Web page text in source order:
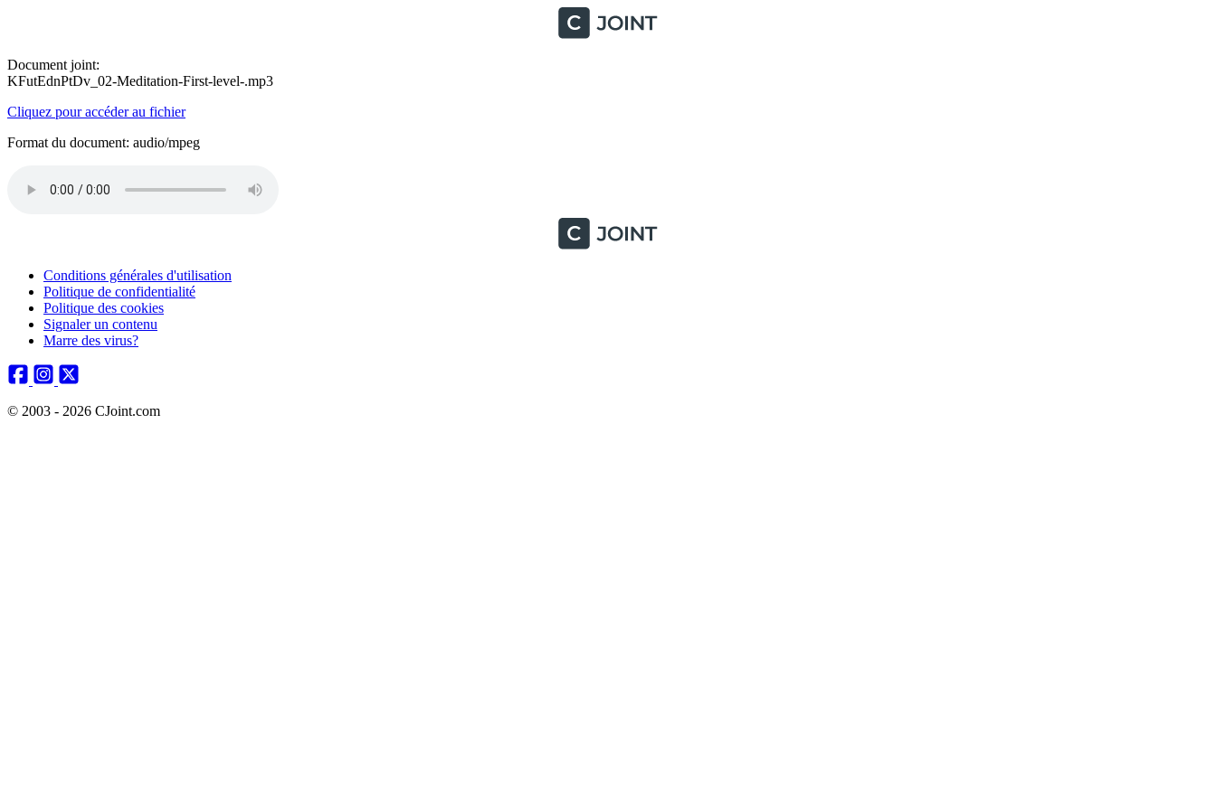
Document joint:
KFutEdnPtDv_02-Meditation-First-level-.mp3
Cliquez pour accéder au fichier
Format du document: audio/mpeg
Conditions générales d'utilisation
Politique de confidentialité
Politique des cookies
Signaler un contenu
Marre des virus?
© 2003 - 2026 CJoint.com